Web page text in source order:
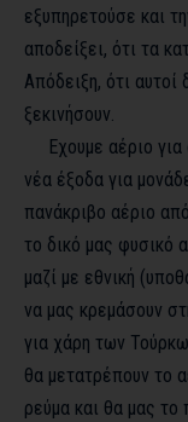
εξυπηρετούσε και
αποδείξει, ότι τα
Απόδειξη, ότι
ξεκινήσουν.
Εχουμε αέριο για
νέα έξοδα για
πανάκριβο αέριο
το δικό μας φυσικό
μαζί με εθνική
να μας κρεμάσουν
για χάρη των
θα μετατρέπουν το
ρεύμα και θα μας